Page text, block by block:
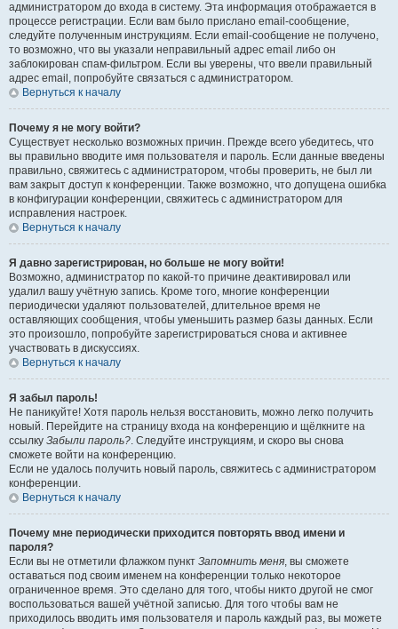
администратором до входа в систему. Эта информация отображается в
процессе регистрации. Если вам было прислано email-сообщение,
следуйте полученным инструкциям. Если email-сообщение не получено,
то возможно, что вы указали неправильный адрес email либо он
заблокирован спам-фильтром. Если вы уверены, что ввели правильный
адрес email, попробуйте связаться с администратором.
Вернуться к началу
Почему я не могу войти?
Существует несколько возможных причин. Прежде всего убедитесь, что
вы правильно вводите имя пользователя и пароль. Если данные введены
правильно, свяжитесь с администратором, чтобы проверить, не был ли
вам закрыт доступ к конференции. Также возможно, что допущена ошибка
в конфигурации конференции, свяжитесь с администратором для
исправления настроек.
Вернуться к началу
Я давно зарегистрирован, но больше не могу войти!
Возможно, администратор по какой-то причине деактивировал или
удалил вашу учётную запись. Кроме того, многие конференции
периодически удаляют пользователей, длительное время не
оставляющих сообщения, чтобы уменьшить размер базы данных. Если
это произошло, попробуйте зарегистрироваться снова и активнее
участвовать в дискуссиях.
Вернуться к началу
Я забыл пароль!
Не паникуйте! Хотя пароль нельзя восстановить, можно легко получить
новый. Перейдите на страницу входа на конференцию и щёлкните на
ссылку Забыли пароль?. Следуйте инструкциям, и скоро вы снова
сможете войти на конференцию.
Если не удалось получить новый пароль, свяжитесь с администратором
конференции.
Вернуться к началу
Почему мне периодически приходится повторять ввод имени и
пароля?
Если вы не отметили флажком пункт Запомнить меня, вы сможете
оставаться под своим именем на конференции только некоторое
ограниченное время. Это сделано для того, чтобы никто другой не смог
воспользоваться вашей учётной записью. Для того чтобы вам не
приходилось вводить имя пользователя и пароль каждый раз, вы можете